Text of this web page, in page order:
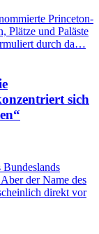
Princeton-
Plätze und Paläste
durch da…
sich
der Name des
direkt vor